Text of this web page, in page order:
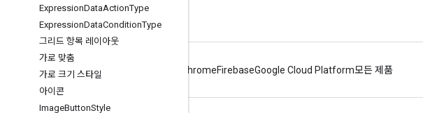
ExpressionDataActionType
ExpressionDataConditionType
그리드 항목 레이아웃
가로 맞춤
가로 크기 스타일
아이콘
ImageButtonStyle
서비스 약관
ChromeFirebaseGoogle Cloud Platform모든 제품